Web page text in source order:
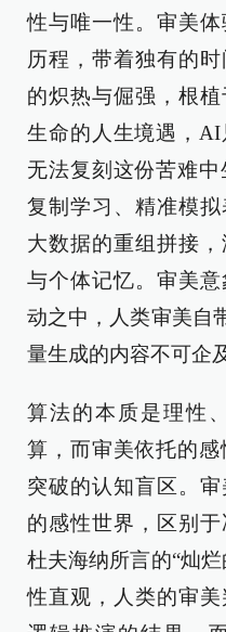
性与唯一性。审美
历程，带着独有的时
的炽热与倔强，根
生命的人生境遇，
无法复刻这份苦难
复制学习、精准模
大数据的重组拼接
与个体记忆。审美
动之中，人类审美自
量生成的内容不可企
算法的本质是理性
算，而审美依托的
突破的认知盲区。
的感性世界，区别
杜夫海纳所言的“灿
性直观，人类的审美